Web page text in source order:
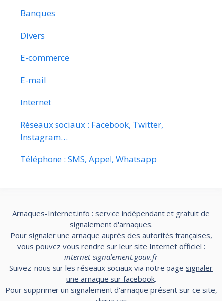
Banques
Divers
E-commerce
E-mail
Internet
Réseaux sociaux : Facebook, Twitter,
Instagram…
Téléphone : SMS, Appel, Whatsapp
Arnaques-Internet.info : service indépendant et gratuit de
signalement d'arnaques.
Pour signaler une arnaque auprès des autorités françaises,
vous pouvez vous rendre sur leur site Internet officiel :
internet-signalement.gouv.fr
Suivez-nous sur les réseaux sociaux via notre page signaler
une arnaque sur facebook.
Pour supprimer un signalement d'arnaque présent sur ce site,